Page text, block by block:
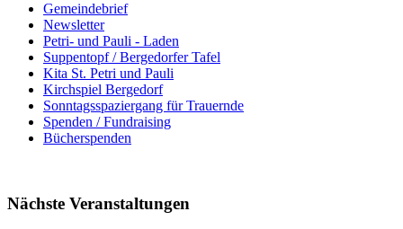
Gemeindebrief
Newsletter
Petri- und Pauli - Laden
Suppentopf / Bergedorfer Tafel
Kita St. Petri und Pauli
Kirchspiel Bergedorf
Sonntagsspaziergang für Trauernde
Spenden / Fundraising
Bücherspenden
Nächste Veranstaltungen